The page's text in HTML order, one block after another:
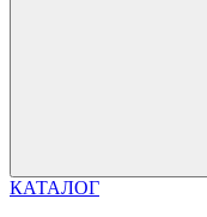
КАТАЛОГ